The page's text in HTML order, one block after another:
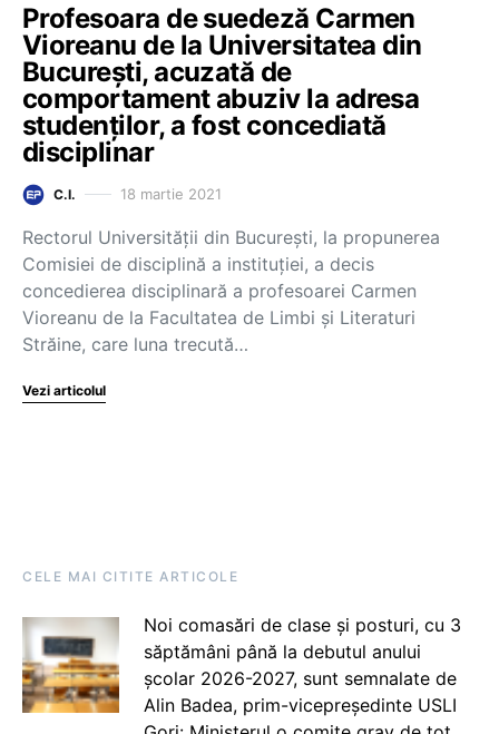
Profesoara de suedeză Carmen
Vioreanu de la Universitatea din
București, acuzată de
comportament abuziv la adresa
studenților, a fost concediată
disciplinar
C.I. 18 martie 2021
Rectorul Universității din București, la propunerea
Comisiei de disciplină a instituției, a decis
concedierea disciplinară a profesoarei Carmen
Vioreanu de la Facultatea de Limbi și Literaturi
Străine, care luna trecută…
Vezi articolul
CELE MAI CITITE ARTICOLE
Noi comasări de clase și posturi, cu 3
săptămâni până la debutul anului
școlar 2026-2027, sunt semnalate de
Alin Badea, prim-vicepreședinte USLI